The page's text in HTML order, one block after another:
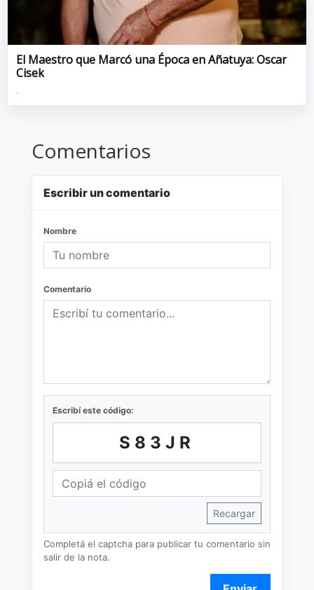
El Maestro que Marcó una Época en Añatuya: Oscar
Cisek
Comentarios
Escribir un comentario
Nombre
Comentario
Escribí este código:
S83JR
Recargar
Completá el captcha para publicar tu comentario sin
salir de la nota.